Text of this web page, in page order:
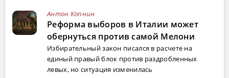
Антон Копнин
Реформа выборов в Италии может
обернуться против самой Мелони
Избирательный закон писался в расчете на
единый правый блок против раздробленных
левых, но ситуация изменилась